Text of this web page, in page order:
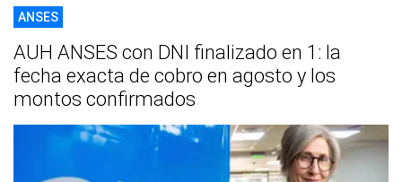
ANSES
AUH ANSES con DNI finalizado en 1: la
fecha exacta de cobro en agosto y los
montos confirmados